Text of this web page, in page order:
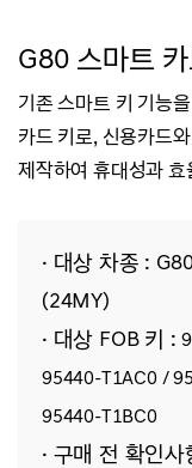
G80 스마트
기존 스마트 키 기능
카드 키로, 신용카드
제작하여 휴대성과
· 대상 차종 :
(24MY)
· 대상 FOB 키 :
95440-T1AC0 /
95440-T1BC0
· 구매 전 확인사